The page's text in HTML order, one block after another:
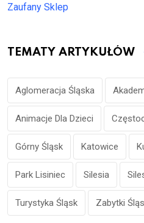
Zaufany Sklep
TEMATY ARTYKUŁÓW
Aglomeracja Śląska
Animacje Dla Dzieci
Górny Śląsk Katowice
Park Lisiniec Silesia
Turystyka Śląsk Zabytki